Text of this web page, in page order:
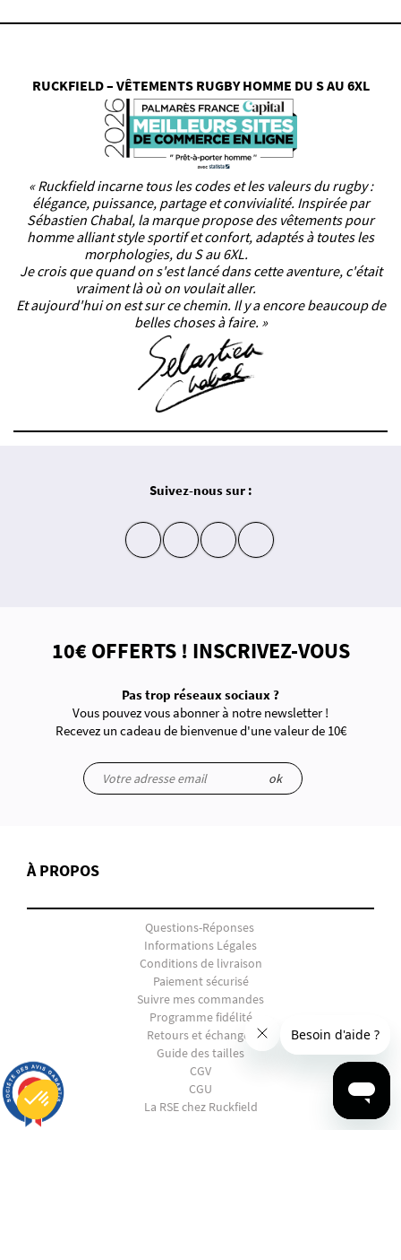
RUCKFIELD – VÊTEMENTS RUGBY HOMME DU S AU 6XL
« Ruckfield incarne tous les codes et les valeurs du rugby :
élégance, puissance, partage et convivialité. Inspirée par
Sébastien Chabal, la marque propose des vêtements pour
homme alliant style sportif et confort, adaptés à toutes les
morphologies, du S au 6XL.
Je crois que quand on s'est lancé dans cette aventure, c'était
vraiment là où on voulait aller.
Et aujourd'hui on est sur ce chemin. Il y a encore beaucoup de
belles choses à faire. »
Suivez-nous sur :
insta fb yt in
10€ OFFERTS ! INSCRIVEZ-VOUS
Pas trop réseaux sociaux ?
Vous pouvez vous abonner à notre newsletter !
Recevez un cadeau de bienvenue d'une valeur de 10€
ok
À PROPOS
Questions-Réponses
Informations Légales
Conditions de livraison
Paiement sécurisé
Suivre mes commandes
Programme fidélité
Retours et échanges
Guide des tailles
CGV
CGU
La RSE chez Ruckfield
9.7 /10
2816 avis